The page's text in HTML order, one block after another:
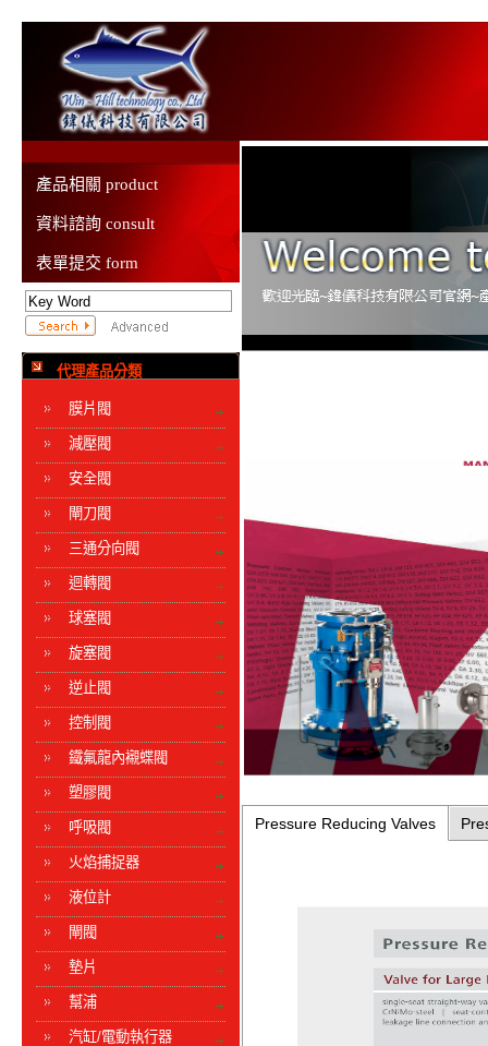
產品相關 product
資料諮詢 consult
表單提交 form
代理產品分類
膜片閥
減壓閥
安全閥
閘刀閥
三通分向閥
迴轉閥
球塞閥
旋塞閥
逆止閥
控制閥
鐵氟龍內襯蝶閥
塑膠閥
呼吸閥
火焰捕捉器
液位計
閘閥
墊片
幫浦
汽缸/電動執行器
Pressure Reducing Valves